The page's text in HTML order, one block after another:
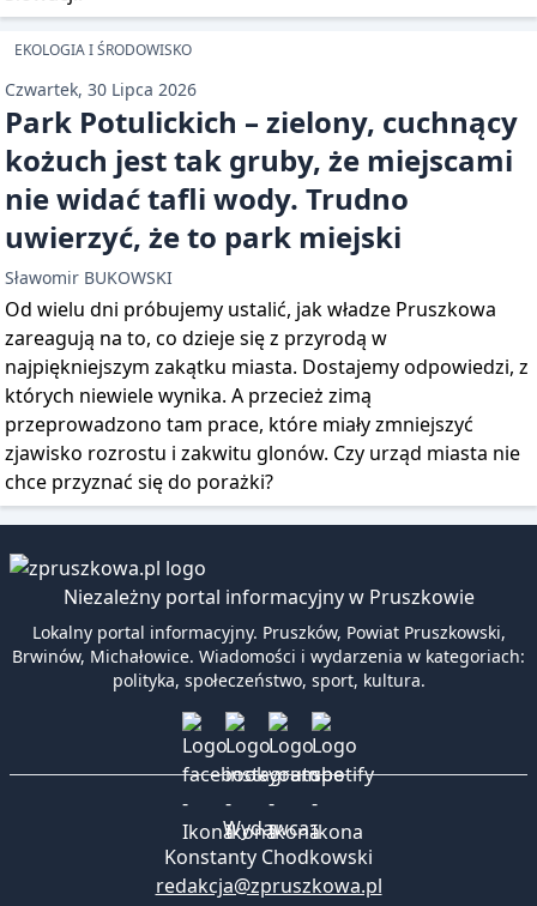
EKOLOGIA I ŚRODOWISKO
Czwartek, 30 Lipca 2026
Park Potulickich – zielony, cuchnący
kożuch jest tak gruby, że miejscami
nie widać tafli wody. Trudno
uwierzyć, że to park miejski
Sławomir BUKOWSKI
Od wielu dni próbujemy ustalić, jak władze Pruszkowa
zareagują na to, co dzieje się z przyrodą w
najpiękniejszym zakątku miasta. Dostajemy odpowiedzi, z
których niewiele wynika. A przecież zimą
przeprowadzono tam prace, które miały zmniejszyć
zjawisko rozrostu i zakwitu glonów. Czy urząd miasta nie
chce przyznać się do porażki?
Niezależny portal informacyjny w Pruszkowie
Lokalny portal informacyjny. Pruszków, Powiat Pruszkowski,
Brwinów, Michałowice. Wiadomości i wydarzenia w kategoriach:
polityka, społeczeństwo, sport, kultura.
Wydawca:
Konstanty Chodkowski
redakcja@zpruszkowa.pl